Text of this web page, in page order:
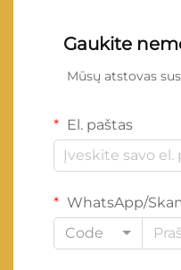
Gaukite
Mūsų atstovas
El. paštas
WhatsApp/
Code